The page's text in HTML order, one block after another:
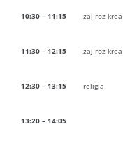
10:30 – 11:15 zaj roz krea
11:30 – 12:15 zaj roz krea
12:30 – 13:15 religia
13:20 – 14:05